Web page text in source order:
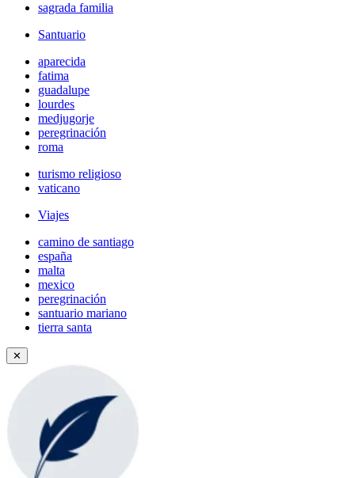
sagrada familia
Santuario
aparecida
fatima
guadalupe
lourdes
medjugorje
peregrinación
roma
turismo religioso
vaticano
Viajes
camino de santiago
españa
malta
mexico
peregrinación
santuario mariano
tierra santa
✕